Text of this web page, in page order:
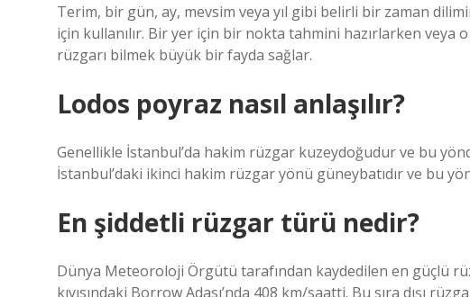
Terim, bir gün, ay, mevsim veya yıl gibi belirli bir zaman
için kullanılır. Bir yer için bir nokta tahmini hazırlarken veya
rüzgarı bilmek büyük bir fayda sağlar.
Lodos poyraz nasıl anlaşılır?
Genellikle İstanbul’da hakim rüzgar kuzeydoğudur ve bu
İstanbul’daki ikinci hakim rüzgar yönü güneybatıdır ve bu
En şiddetli rüzgar türü nedir?
Dünya Meteoroloji Örgütü tarafından kaydedilen en güçlü
kıyısındaki Borrow Adası’nda 408 km/saatti. Bu sıra dışı